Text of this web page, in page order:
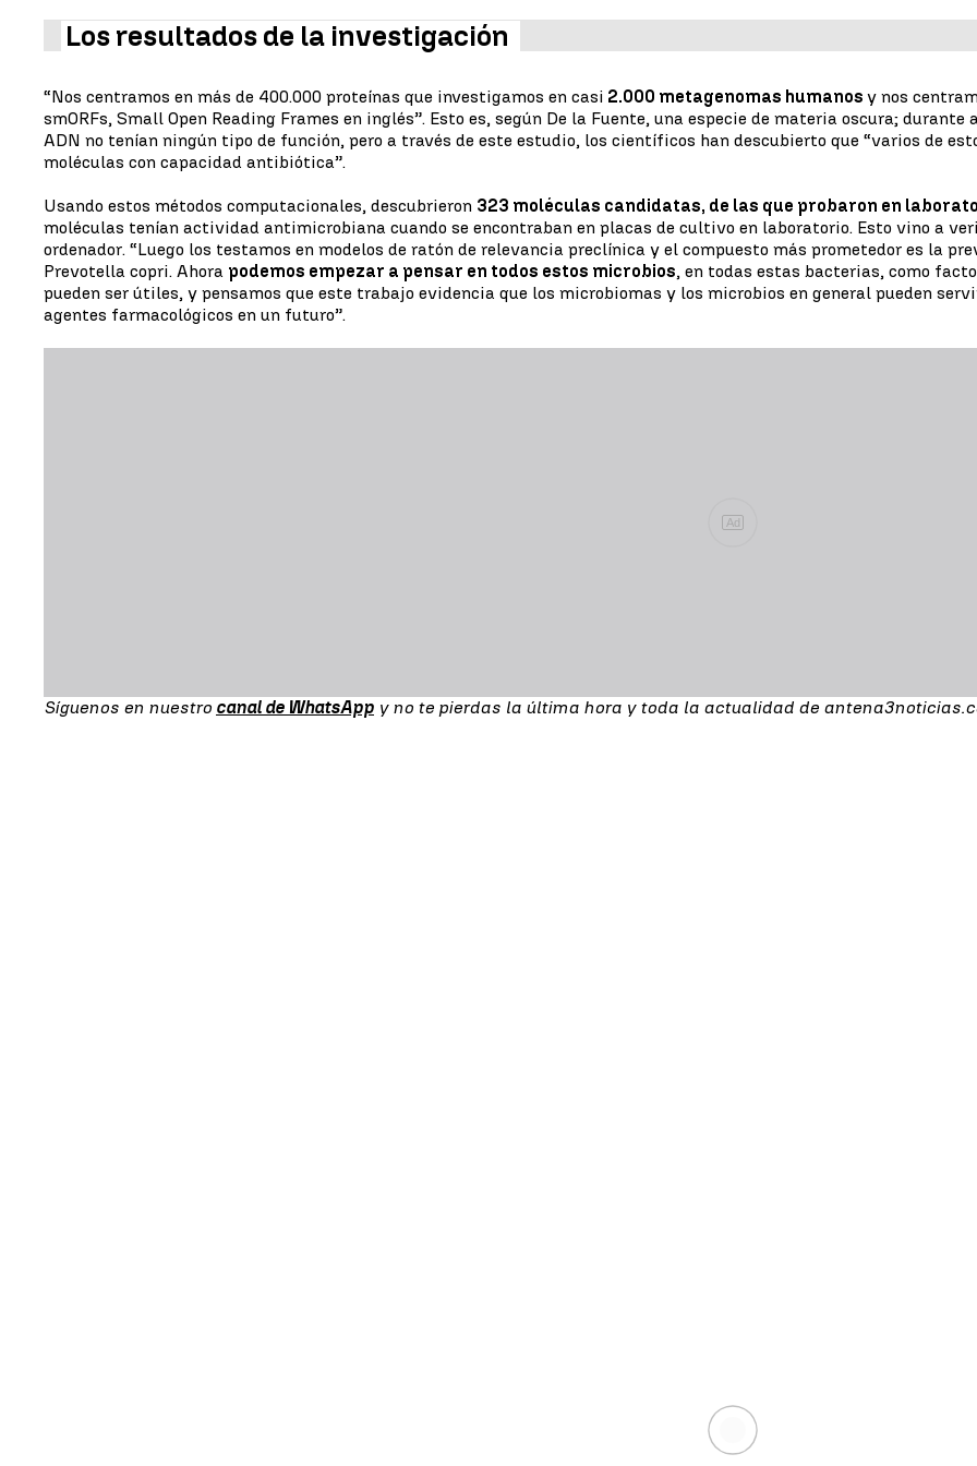
Los resultados de la investigación
“Nos centramos en más de 400.000 proteínas que investigamos en casi 2.000 metagenomas humanos y nos
smORFs, Small Open Reading Frames en inglés”. Esto es, según De la Fuente, una especie de materia oscura;
ADN no tenían ningún tipo de función, pero a través de este estudio, los científicos han descubierto que “varios de
moléculas con capacidad antibiótica”.
Usando estos métodos computacionales, descubrieron 323 moléculas candidatas, de las que probaron en
moléculas tenían actividad antimicrobiana cuando se encontraban en placas de cultivo en laboratorio. Esto vino a
ordenador. “Luego los testamos en modelos de ratón de relevancia preclínica y el compuesto más prometedor es la
Prevotella copri. Ahora podemos empezar a pensar en todos estos microbios, en todas estas bacterias, como
pueden ser útiles, y pensamos que este trabajo evidencia que los microbiomas y los microbios en general pueden
agentes farmacológicos en un futuro”.
Ad
Síguenos en nuestro canal de WhatsApp y no te pierdas la última hora y toda la actualidad de